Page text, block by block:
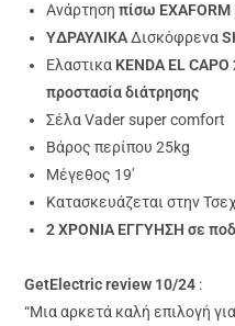
Ανάρτησηπίσω EXAFORM
YΔΡΑΥΛΙΚΑΔισκόφρενα
Ελαστικα KENDA EL
προστασία διάτρησης
Σέλα Vader super comfort
Βάρος περίπου 25kg
Μέγεθος 19′
Κατασκευάζεται στην
2 ΧΡΟΝΙΑ ΕΓΓΥΗΣΗ σε
GetElectric review 10/24 :
“Mια αρκετά καλή επιλογή